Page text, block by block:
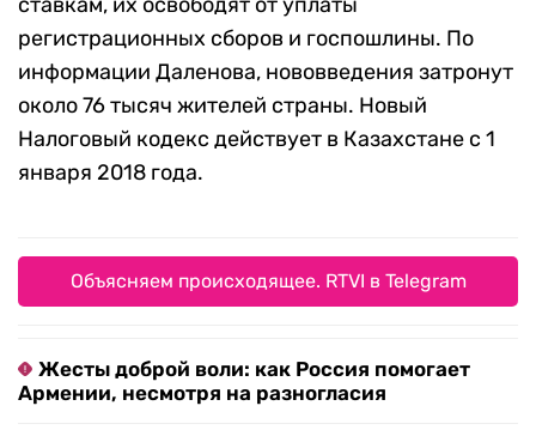
регистрационных сборов и госпошлины. По
информации Даленова, нововведения затронут
около 76 тысяч жителей страны. Новый
Налоговый кодекс действует в Казахстане с 1
января 2018 года.
Объясняем происходящее. RTVI в Telegram
Жесты доброй воли: как Россия помогает
Армении, несмотря на разногласия